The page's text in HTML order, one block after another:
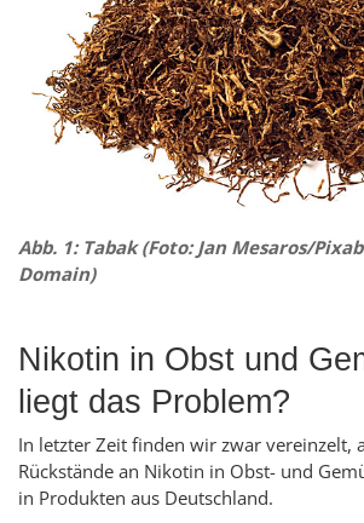
Abb. 1: Tabak (Foto: Jan Mesaros/
Domain)
Nikotin in Obst und
liegt das Problem?
In letzter Zeit finden wir zwar vereinzelt,
Rückstände an Nikotin in Obst- und
in Produkten aus Deutschland.